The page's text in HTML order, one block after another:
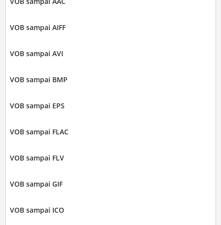
VOB sampai AIFF
VOB sampai AVI
VOB sampai BMP
VOB sampai EPS
VOB sampai FLAC
VOB sampai FLV
VOB sampai GIF
VOB sampai ICO